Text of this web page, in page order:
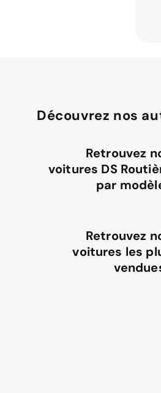
Découvrez nos
Retrouvez
voitures DS
par
Retrouvez
voitures les